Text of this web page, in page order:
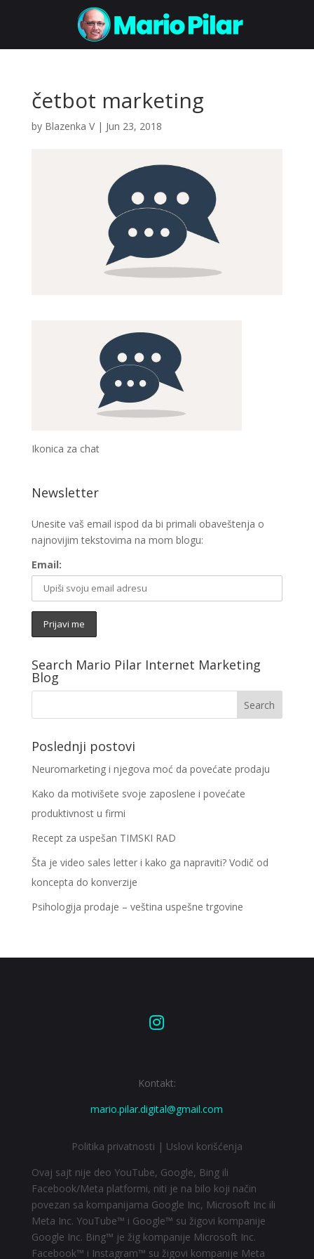
četbot marketing
by Blazenka V| Jun 23, 2018
Ikonica za chat
Newsletter
Unesite vaš email ispod da bi primali obaveštenja o
najnovijim tekstovima na mom blogu:
Email:
Search Mario Pilar Internet Marketing
Blog
Poslednji postovi
Neuromarketing i njegova moć da povećate prodaju
Kako da motivišete svoje zaposlene i povećate
produktivnost u firmi
Recept za uspešan TIMSKI RAD
Šta je video sales letter i kako ga napraviti? Vodič od
koncepta do konverzije
Psihologija prodaje – veština uspešne trgovine

Kontakt:
mario.pilar.digital@gmail.com
Politika privatnosti | Uslovi korišćenja
Ovaj sajt nije deo YouTube, Google, Bing ili
Facebook/Meta platformi, niti je na bilo koji način
povezan sa kompanijama Google Inc, Microsoft Inc ili
Meta Inc. YouTube™ i Google™ su žigovi kompanije
Google Inc. Bing™ je žig kompanije Microsoft Inc.
Facebook™ i Instagram™ su žigovi kompanije Meta